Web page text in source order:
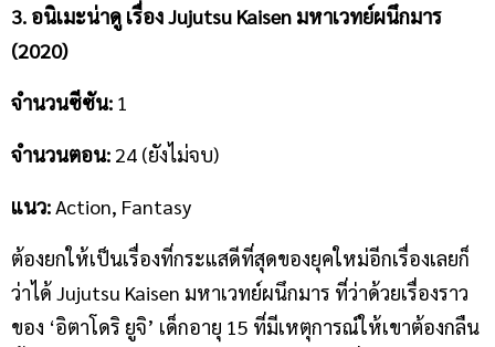
3. อนิเมะน่าดู เรื่องJujutsu Kaisen มหาเวทย์ผนึกมาร
(2020)
จำนวนซีซัน: 1
จำนวนตอน:24 (ยังไม่จบ)
แนว:Action, Fantasy
ต้องยกให้เป็นเรื่องที่กระแสดีที่สุดของยุคใหม่อีกเรื่องเลยก็
ว่าได้ Jujutsu Kaisen มหาเวทย์ผนึกมาร ที่ว่าด้วยเรื่องราว
ของ ‘อิตาโดริ ยูจิ’ เด็กอายุ 15 ที่มีเหตุการณ์ให้เขาต้องกลืน